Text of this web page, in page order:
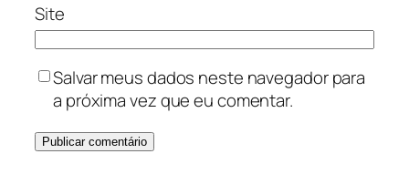
Site
Salvar meus dados neste navegador para
a próxima vez que eu comentar.